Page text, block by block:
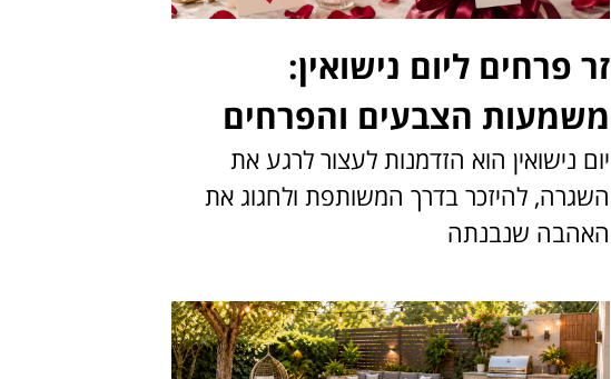
זר פרחים ליום נישואין:
משמעות הצבעים והפרחים
יום נישואין הוא הזדמנות לעצור לרגע את
השגרה, להיזכר בדרך המשותפת ולחגוג את
האהבה שנבנתה